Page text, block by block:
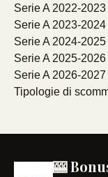
Serie A 2022-2023
Serie A 2023-2024
Serie A 2024-2025
Serie A 2025-2026
Serie A 2026-2027
Tipologie di
🎰